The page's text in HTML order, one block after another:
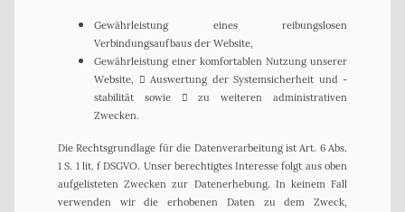
Gewährleistung eines reibungslosen
Verbindungsaufbaus der Website,
Gewährleistung einer komfortablen Nutzung unserer
Website,  Auswertung der Systemsicherheit und -
stabilität sowie  zu weiteren administrativen
Zwecken.
Die Rechtsgrundlage für die Datenverarbeitung ist Art. 6 Abs.
1 S. 1 lit. f DSGVO. Unser berechtigtes Interesse folgt aus oben
aufgelisteten Zwecken zur Datenerhebung. In keinem Fall
verwenden wir die erhobenen Daten zu dem Zweck,